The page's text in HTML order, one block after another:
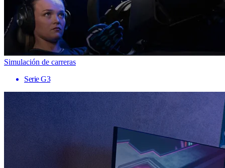
Simulación de carreras
Serie G3